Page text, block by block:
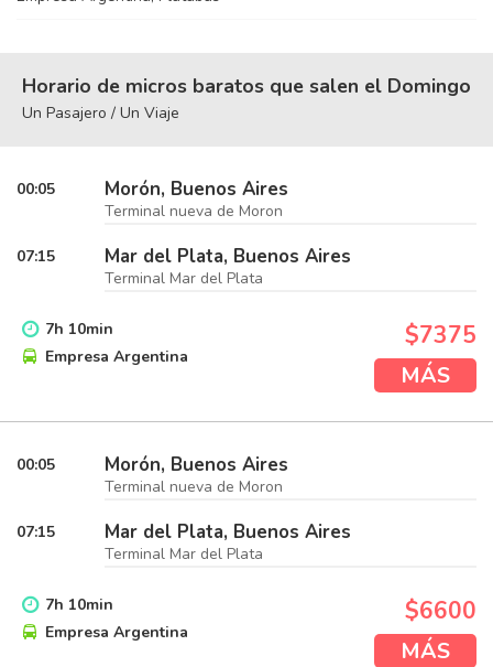
Horario de micros baratos que salen el Domingo
Un Pasajero / Un Viaje
00:05 Morón, Buenos Aires
Terminal nueva de Moron
07:15 Mar del Plata, Buenos Aires
Terminal Mar del Plata
7h 10min
Empresa Argentina
$7375
MÁS
00:05 Morón, Buenos Aires
Terminal nueva de Moron
07:15 Mar del Plata, Buenos Aires
Terminal Mar del Plata
7h 10min
Empresa Argentina
$6600
MÁS